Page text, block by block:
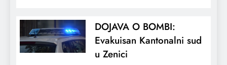
DOJAVA O BOMBI:
Evakuisan Kantonalni sud
u Zenici